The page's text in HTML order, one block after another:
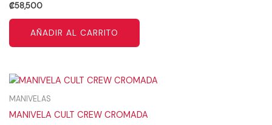
₡58,500
AÑADIR AL CARRITO
MANIVELAS
MANIVELA CULT CREW CROMADA